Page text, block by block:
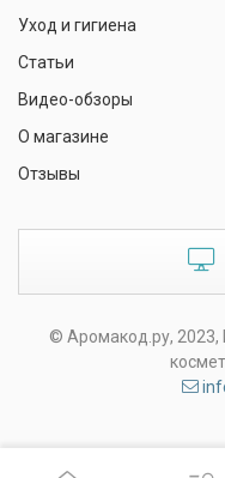
Уход и гигиена
Статьи
Видео-обзоры
О магазине
Отзывы
© Аромакод.ру, 2023,